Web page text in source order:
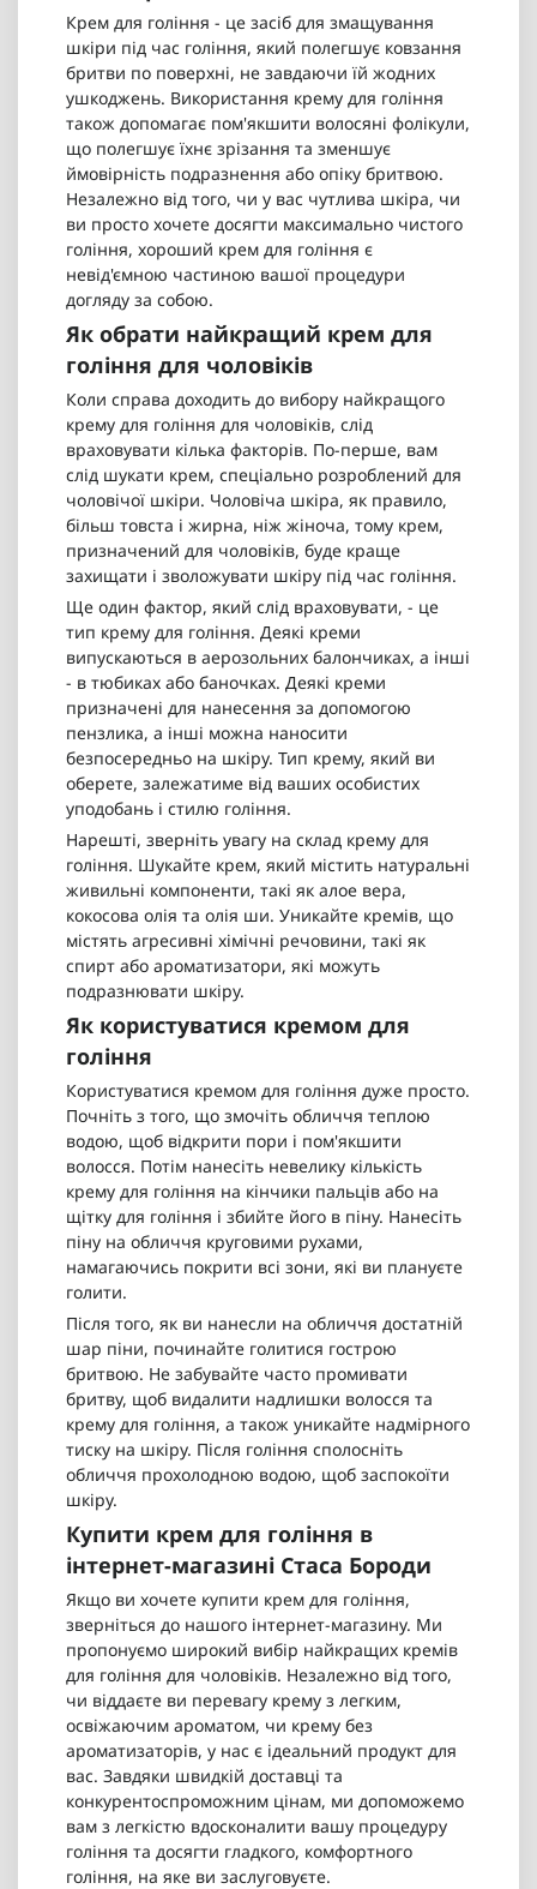
Крем для гоління - це засіб для змащування
шкіри під час гоління, який полегшує ковзання
бритви по поверхні, не завдаючи їй жодних
ушкоджень. Використання крему для гоління
також допомагає пом'якшити волосяні фолікули,
що полегшує їхнє зрізання та зменшує
ймовірність подразнення або опіку бритвою.
Незалежно від того, чи у вас чутлива шкіра, чи
ви просто хочете досягти максимально чистого
гоління, хороший крем для гоління є
невід'ємною частиною вашої процедури
догляду за собою.
Як обрати найкращий крем для
гоління для чоловіків
Коли справа доходить до вибору найкращого
крему для гоління для чоловіків, слід
враховувати кілька факторів. По-перше, вам
слід шукати крем, спеціально розроблений для
чоловічої шкіри. Чоловіча шкіра, як правило,
більш товста і жирна, ніж жіноча, тому крем,
призначений для чоловіків, буде краще
захищати і зволожувати шкіру під час гоління.
Ще один фактор, який слід враховувати, - це
тип крему для гоління. Деякі креми
випускаються в аерозольних балончиках, а інші
- в тюбиках або баночках. Деякі креми
призначені для нанесення за допомогою
пензлика, а інші можна наносити
безпосередньо на шкіру. Тип крему, який ви
оберете, залежатиме від ваших особистих
уподобань і стилю гоління.
Нарешті, зверніть увагу на склад крему для
гоління. Шукайте крем, який містить натуральні
живильні компоненти, такі як алое вера,
кокосова олія та олія ши. Уникайте кремів, що
містять агресивні хімічні речовини, такі як
спирт або ароматизатори, які можуть
подразнювати шкіру.
Як користуватися кремом для
гоління
Користуватися кремом для гоління дуже просто.
Почніть з того, що змочіть обличчя теплою
водою, щоб відкрити пори і пом'якшити
волосся. Потім нанесіть невелику кількість
крему для гоління на кінчики пальців або на
щітку для гоління і збийте його в піну. Нанесіть
піну на обличчя круговими рухами,
намагаючись покрити всі зони, які ви плануєте
голити.
Після того, як ви нанесли на обличчя достатній
шар піни, починайте голитися гострою
бритвою. Не забувайте часто промивати
бритву, щоб видалити надлишки волосся та
крему для гоління, а також уникайте надмірного
тиску на шкіру. Після гоління сполосніть
обличчя прохолодною водою, щоб заспокоїти
шкіру.
Купити крем для гоління в
інтернет-магазині Стаса Бороди
Якщо ви хочете купити крем для гоління,
зверніться до нашого інтернет-магазину. Ми
пропонуємо широкий вибір найкращих кремів
для гоління для чоловіків. Незалежно від того,
чи віддаєте ви перевагу крему з легким,
освіжаючим ароматом, чи крему без
ароматизаторів, у нас є ідеальний продукт для
вас. Завдяки швидкій доставці та
конкурентоспроможним цінам, ми допоможемо
вам з легкістю вдосконалити вашу процедуру
гоління та досягти гладкого, комфортного
гоління, на яке ви заслуговуєте.